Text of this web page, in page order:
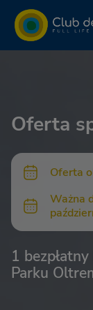
Oferta
Oferta
Ważna
1
Parku